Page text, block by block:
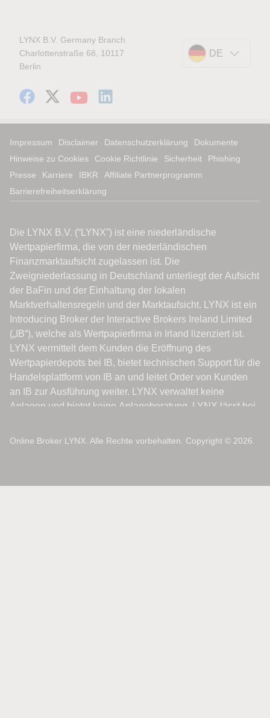
LYNX B.V. Germany Branch
Charlottenstraße 68, 10117
Berlin
DE
Impressum Disclaimer Datenschutzerklärung
Dokumente
Hinweise zu Cookies
Cookie Richtlinie Sicherheit
Phishing
Presse
Karriere IBKR
Affiliate Partnerprogramm
Barrierefreiheitserklärung
Online Broker LYNX. Alle Rechte vorbehalten. Copyright © 2026.